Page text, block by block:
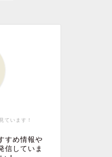
ています！
すめ情報や
信していま